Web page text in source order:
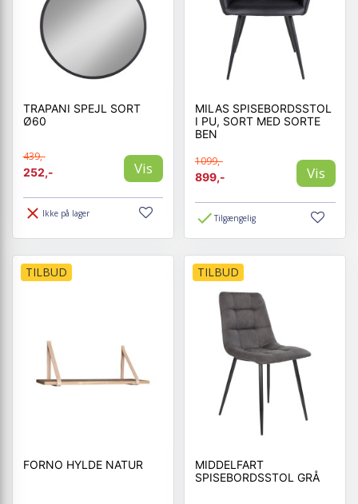
TRAPANI SPEJL SORT
Ø60
439,-
252,-
Vis
Ikke på lager
MILAS SPISEBORDSSTOL
I PU, SORT MED SORTE
BEN
1099,-
899,-
Vis
Tilgængelig
TILBUD
FORNO HYLDE NATUR
TILBUD
MIDDELFART
SPISEBORDSSTOL GRÅ